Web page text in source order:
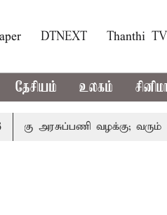
DTNEXT Thanthi TV
தேசியம் உலகம்
அரசுப்பணி வழக்கு; வரும்